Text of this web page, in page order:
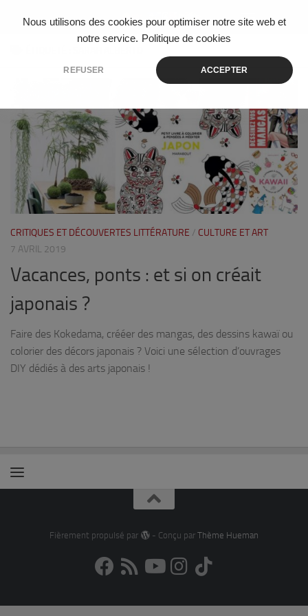
Nous utilisons des cookies pour optimiser notre site web et
notre service. Politique de cookies
REFUSER ACCEPTER
Skip to content
CRITIQUES ET DÉCOUVERTES LITTÉRATURE / CULTURE ET ART
7 AVRIL 2019
Vacances, ponts : et si on créait
japonais ?
Faire des Kokedama, crééer des mangas, des dessins kawaï ou
colorier des décors japonais ? Voici une sélection d’ouvrages
DIY dédiés à des arts japonais !
Fièrement propulsé par - Conçu par Thème Hueman